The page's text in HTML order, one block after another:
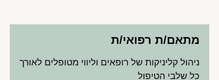
מתאם/ת רפואי/ת
ניהול קליניקות של רופאים וליווי מטופלים לאורך
כל שלבי הטיפול